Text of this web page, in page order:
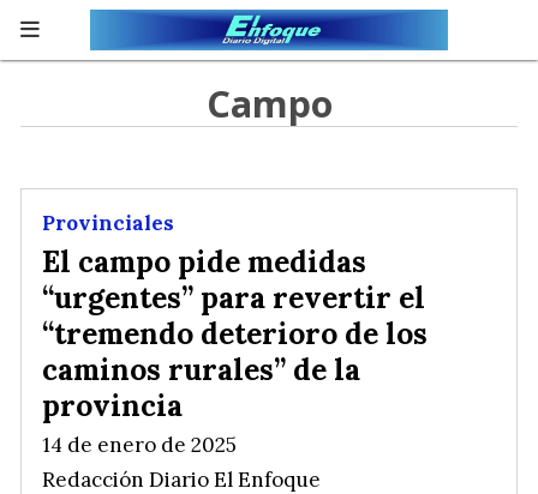
Campo
El campo pide medidas
“urgentes” para revertir el
“tremendo deterioro de los
caminos rurales” de la
provincia
Redacción Diario El Enfoque
Provinciales
14 de enero de 2025